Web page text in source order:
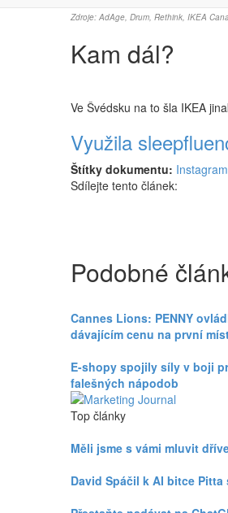
Zdroje: AdAge, Drum, Rethink, IKEA
Kam dál?
Ve Švédsku na to šla IKEA
Využila
Štítky dokumentu: Instagram
Sdílejte tento článek:
Podobné
Cannes Lions: PENNY
dávajícím cenu na první
E-shopy spojily síly v boji
falešných nápodob
Top články
Měli jsme s vámi mluvit
David Spáčil k AI bitce